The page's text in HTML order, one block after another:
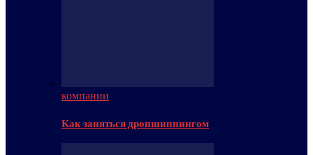
компании
Как заняться дропшиппингом